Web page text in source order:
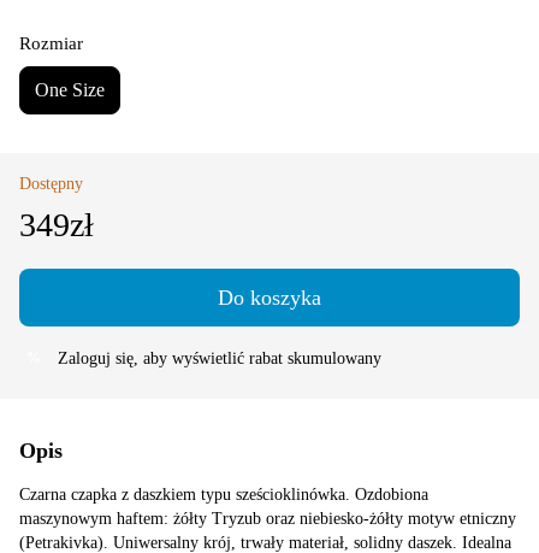
Rozmiar
One Size
Dostępny
349zł
Do koszyka
Zaloguj się , aby wyświetlić rabat skumulowany
Opis
Czarna czapka z daszkiem typu sześcioklinówka. Ozdobiona
maszynowym haftem: żółty Tryzub oraz niebiesko-żółty motyw etniczny
(Petrakivka). Uniwersalny krój, trwały materiał, solidny daszek. Idealna